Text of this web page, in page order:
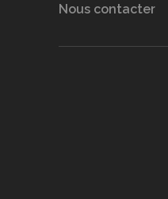
Nous contacter